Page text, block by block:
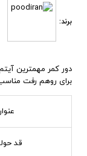
برند:
دور کمر مهمترین
برای روهم رفت مناسب باید ۲۰ سانت از دور کمر
قد